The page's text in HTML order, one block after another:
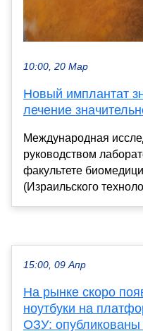
10:00, 20 Мар
Новый имплантат
лечение
Международная
руководством
факультете
(Израильского
15:00, 09 Апр
На рынке скоро
ноутбуки на
ОЗУ: